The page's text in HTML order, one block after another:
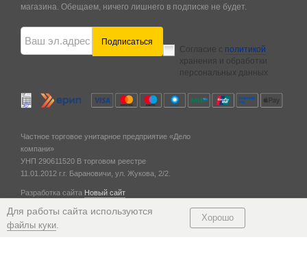
магазина. Обещаем, ничего лишнего в подписке не будет.
Подписаться
Согласие с политикой
хранения и обработки
персональных данных
Частное торговое унитарное предприятие «Дело
компани»
УНП 290611520 В торговом реестре
11.01.2012 г. г. Барановичи, ул. Жукова, 2/2.
Разработка сайта Новый сайт
Для работы сайта используются
файлы куки
Хорошо